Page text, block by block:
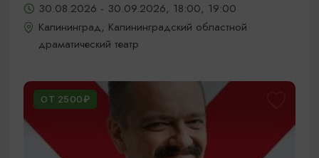
30.08.2026 - 30.09.2026, 18:00, 19:00
Калининград, Калининградский областной
драматический театр
ОТ 2500₽